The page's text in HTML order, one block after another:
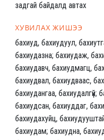
задгай байдалд автах
ХУВИЛАХ ЖИШЭЭ
бахиуд, бахиудуул,
бахиудазна; бахиудаж,
бахиудавч, бахиудмагц,
бахиудвал, бахиудваас,
бахиудангаа, бахиудалгүй;
бахиудсан, бахиуддаг,
бахиудахуйц,
бахиудам; бахиудна,